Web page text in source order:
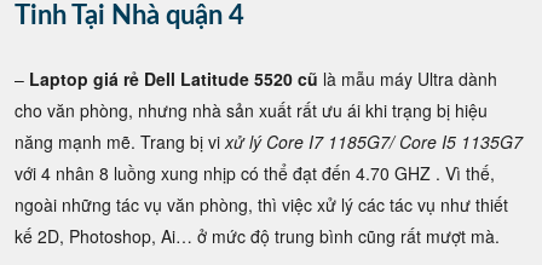
Tinh Tại Nhà quận 4
– Laptop giá rẻ Dell Latitude 5520 cũ là mẫu máy Ultra dành
cho văn phòng, nhưng nhà sản xuất rất ưu ái khi trạng bị hiệu
năng mạnh mẽ. Trang bị vixử lý Core I7 1185G7/ Core I5 1135G7
với 4 nhân 8 luồng xung nhịp có thể đạt đến 4.70 GHZ . Vì thế,
ngoài những tác vụ văn phòng, thì việc xử lý các tác vụ như thiết
kế 2D, Photoshop, Ai… ở mức độ trung bình cũng rất mượt mà.